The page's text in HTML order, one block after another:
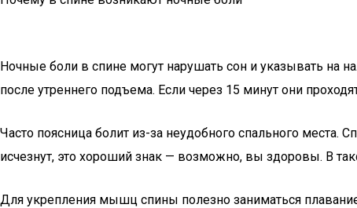
Ночные боли в спине могут нарушать сон и указывать на
после утреннего подъема. Если через 15 минут они
Часто поясница болит из-за неудобного спального места.
исчезнут, это хороший знак — возможно, вы здоровы. В
Для укрепления мышц спины полезно заниматься